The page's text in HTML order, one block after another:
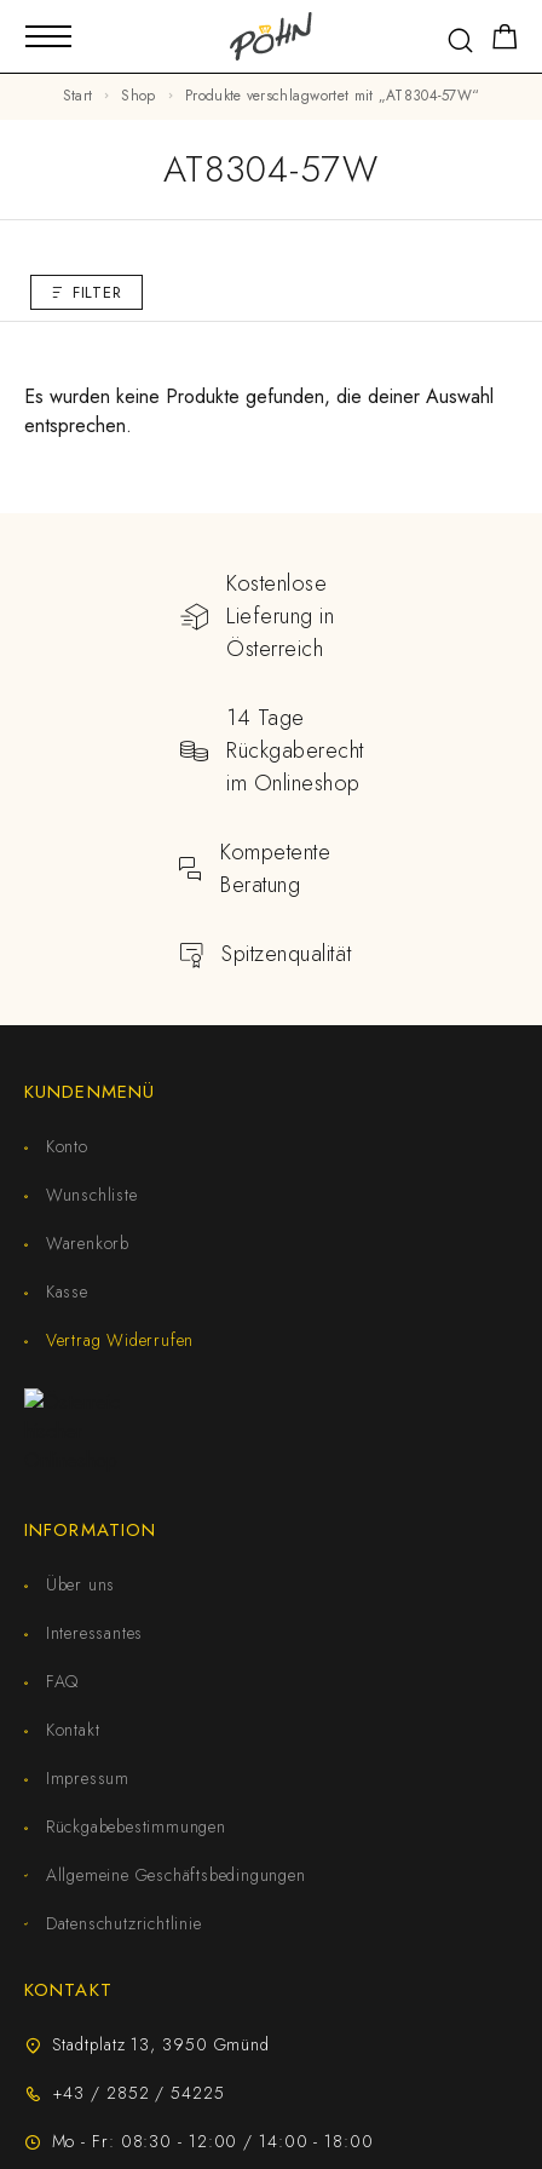
Start Shop Produkte verschlagwortet mit „AT8304-57W“
AT8304-57W
FILTER
Es wurden keine Produkte gefunden, die deiner Auswahl
entsprechen.
Kostenlose
Lieferung in
Österreich
14 Tage
Rückgaberecht
im Onlineshop
Kompetente
Beratung
Spitzenqualität
KUNDENMENÜ
Konto
Wunschliste
Warenkorb
Kasse
Vertrag Widerrufen
INFORMATION
Über uns
Interessantes
FAQ
Kontakt
Impressum
Rückgabebestimmungen
Allgemeine Geschäftsbedingungen
Datenschutzrichtlinie
KONTAKT
Stadtplatz 13, 3950 Gmünd
+43 / 2852 / 54225
Mo - Fr: 08:30 - 12:00 / 14:00 - 18:00